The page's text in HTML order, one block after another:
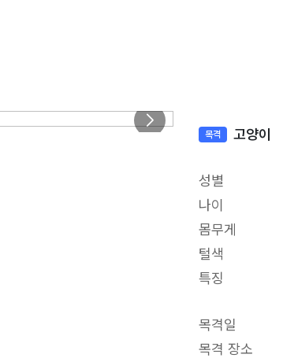
목격 고양이
성별
나이
몸무게
털색
특징
목격일
목격 장소